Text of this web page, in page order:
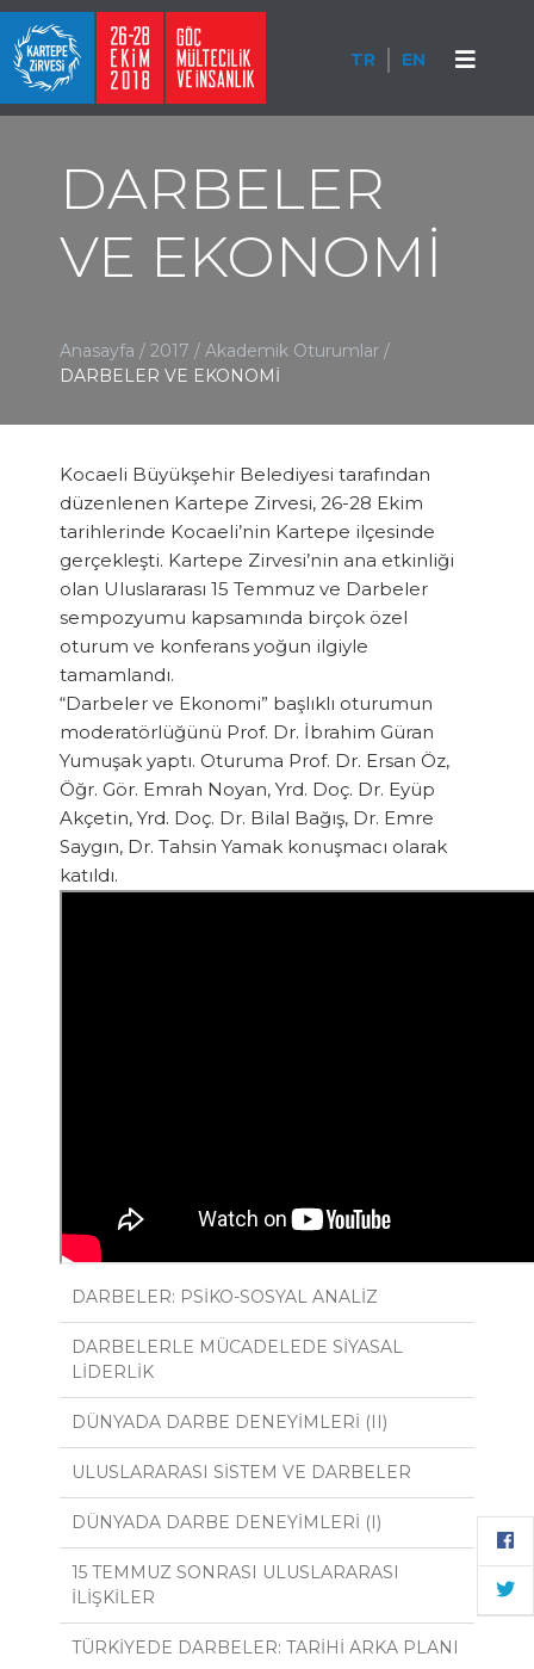
TR EN
DARBELER
VE EKONOMİ
Anasayfa / 2017 / Akademik Oturumlar /
DARBELER VE EKONOMİ
DARBELER: PSİKO-SOSYAL ANALİZ
DARBELERLE MÜCADELEDE SİYASAL
LİDERLİK
DÜNYADA DARBE DENEYİMLERİ (II)
ULUSLARARASI SİSTEM VE DARBELER
DÜNYADA DARBE DENEYİMLERİ (I)
15 TEMMUZ SONRASI ULUSLARARASI
İLİŞKİLER
TÜRKİYEDE DARBELER: TARİHİ ARKA PLANI
Kocaeli Büyükşehir Belediyesi tarafından
düzenlenen Kartepe Zirvesi, 26-28 Ekim
tarihlerinde Kocaeli’nin Kartepe ilçesinde
gerçekleşti. Kartepe Zirvesi’nin ana etkinliği
olan Uluslararası 15 Temmuz ve Darbeler
sempozyumu kapsamında birçok özel
oturum ve konferans yoğun ilgiyle
tamamlandı.
“Darbeler ve Ekonomi” başlıklı oturumun
moderatörlüğünü Prof. Dr. İbrahim Güran
Yumuşak yaptı. Oturuma Prof. Dr. Ersan Öz,
Öğr. Gör. Emrah Noyan, Yrd. Doç. Dr. Eyüp
Akçetin, Yrd. Doç. Dr. Bilal Bağış, Dr. Emre
Saygın, Dr. Tahsin Yamak konuşmacı olarak
katıldı.